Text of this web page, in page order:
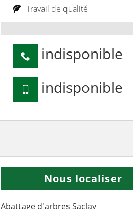
Travail de qualité
indisponible
indisponible
Nous localiser
Abattage d'arbres Saclay